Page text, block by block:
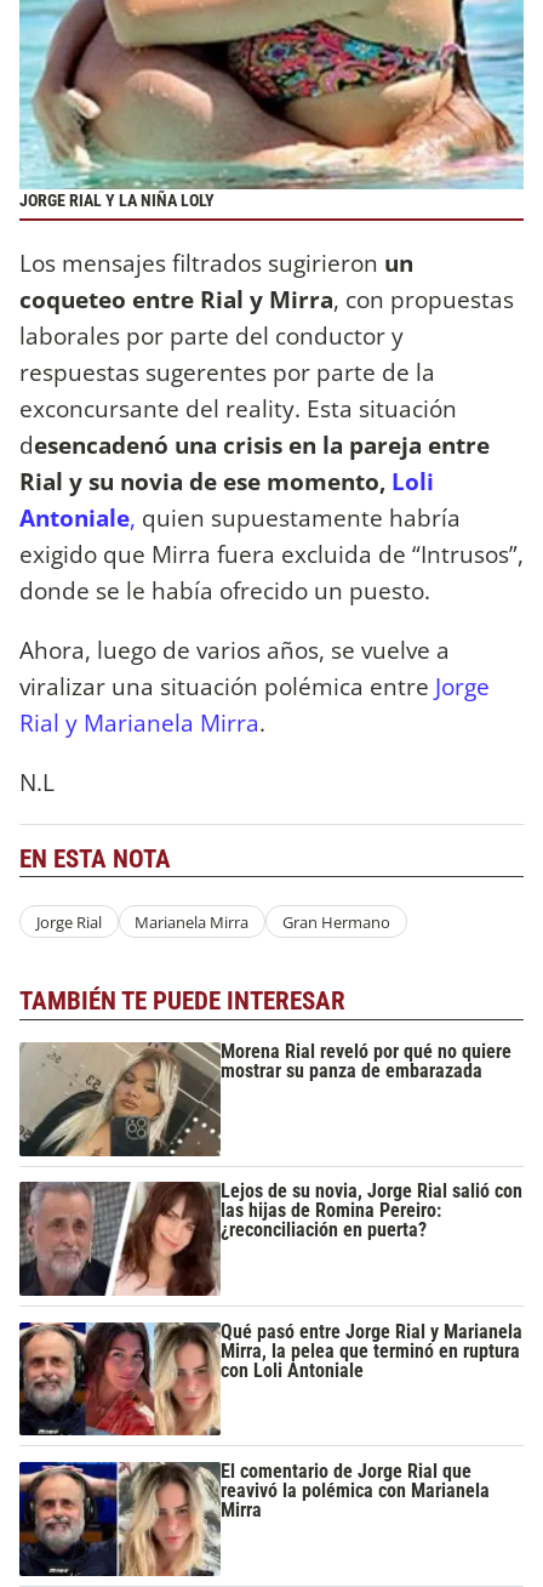
JORGE RIAL Y LA NIÑA LOLY
Los mensajes filtrados sugirieron un
coqueteo entre Rial y Mirra, con propuestas
laborales por parte del conductor y
respuestas sugerentes por parte de la
exconcursante del reality. Esta situación
desencadenó una crisis en la pareja entre
Rial y su novia de ese momento, Loli
Antoniale, quien supuestamente habría
exigido que Mirra fuera excluida de “Intrusos”,
donde se le había ofrecido un puesto.
Ahora, luego de varios años, se vuelve a
viralizar una situación polémica entre Jorge
Rial y Marianela Mirra.
N.L
EN ESTA NOTA
Jorge Rial Marianela Mirra Gran Hermano
TAMBIÉN TE PUEDE INTERESAR
Morena Rial reveló por qué no quiere
mostrar su panza de embarazada
Lejos de su novia, Jorge Rial salió con
las hijas de Romina Pereiro:
¿reconciliación en puerta?
Qué pasó entre Jorge Rial y Marianela
Mirra, la pelea que terminó en ruptura
con Loli Antoniale
El comentario de Jorge Rial que
reavivó la polémica con Marianela
Mirra